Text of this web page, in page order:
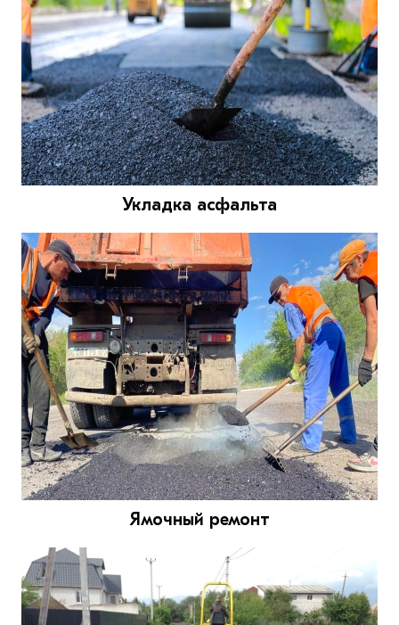
Укладка асфальта
Ямочный ремонт